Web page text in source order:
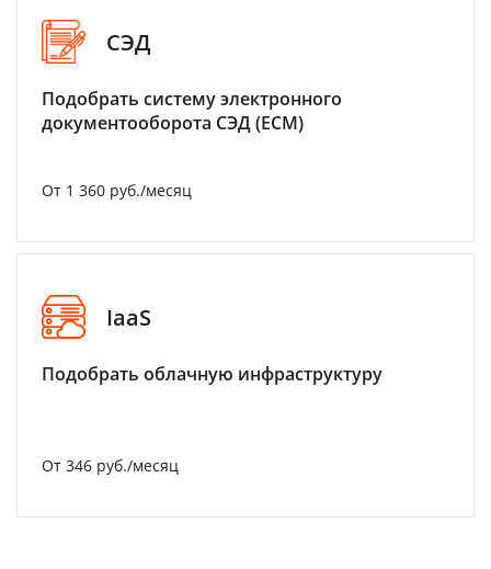
СЭД
Подобрать систему электронного
документооборота СЭД (ECM)
От 1 360 руб./месяц
IaaS
Подобрать облачную инфраструктуру
От 346 руб./месяц